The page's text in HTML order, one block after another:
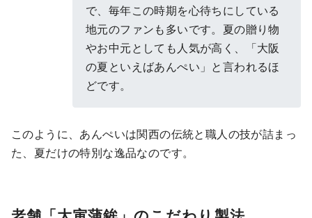
で、毎年この時期を心待ちにしている
地元のファンも多いです。夏の贈り物
やお中元としても人気が高く、「大阪
の夏といえばあんぺい」と言われるほ
どです。
このように、あんぺいは関西の伝統と職人の技が詰まっ
た、夏だけの特別な逸品なのです。